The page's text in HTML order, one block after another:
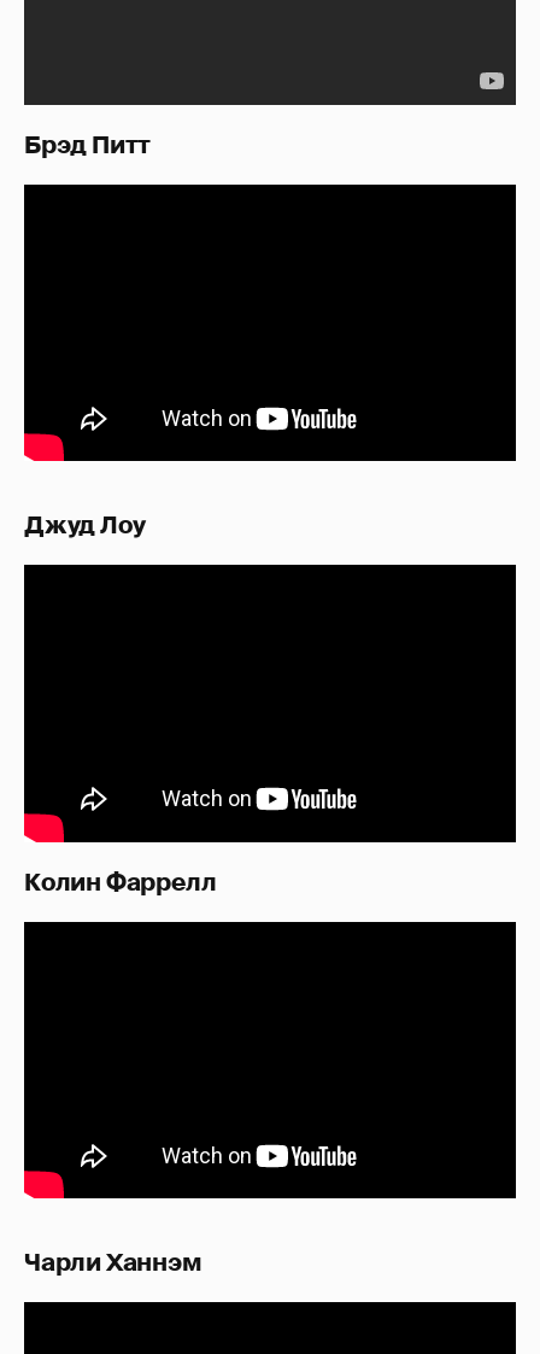
Брэд Питт
Джуд Лоу
Колин Фаррелл
Чарли Ханнэм